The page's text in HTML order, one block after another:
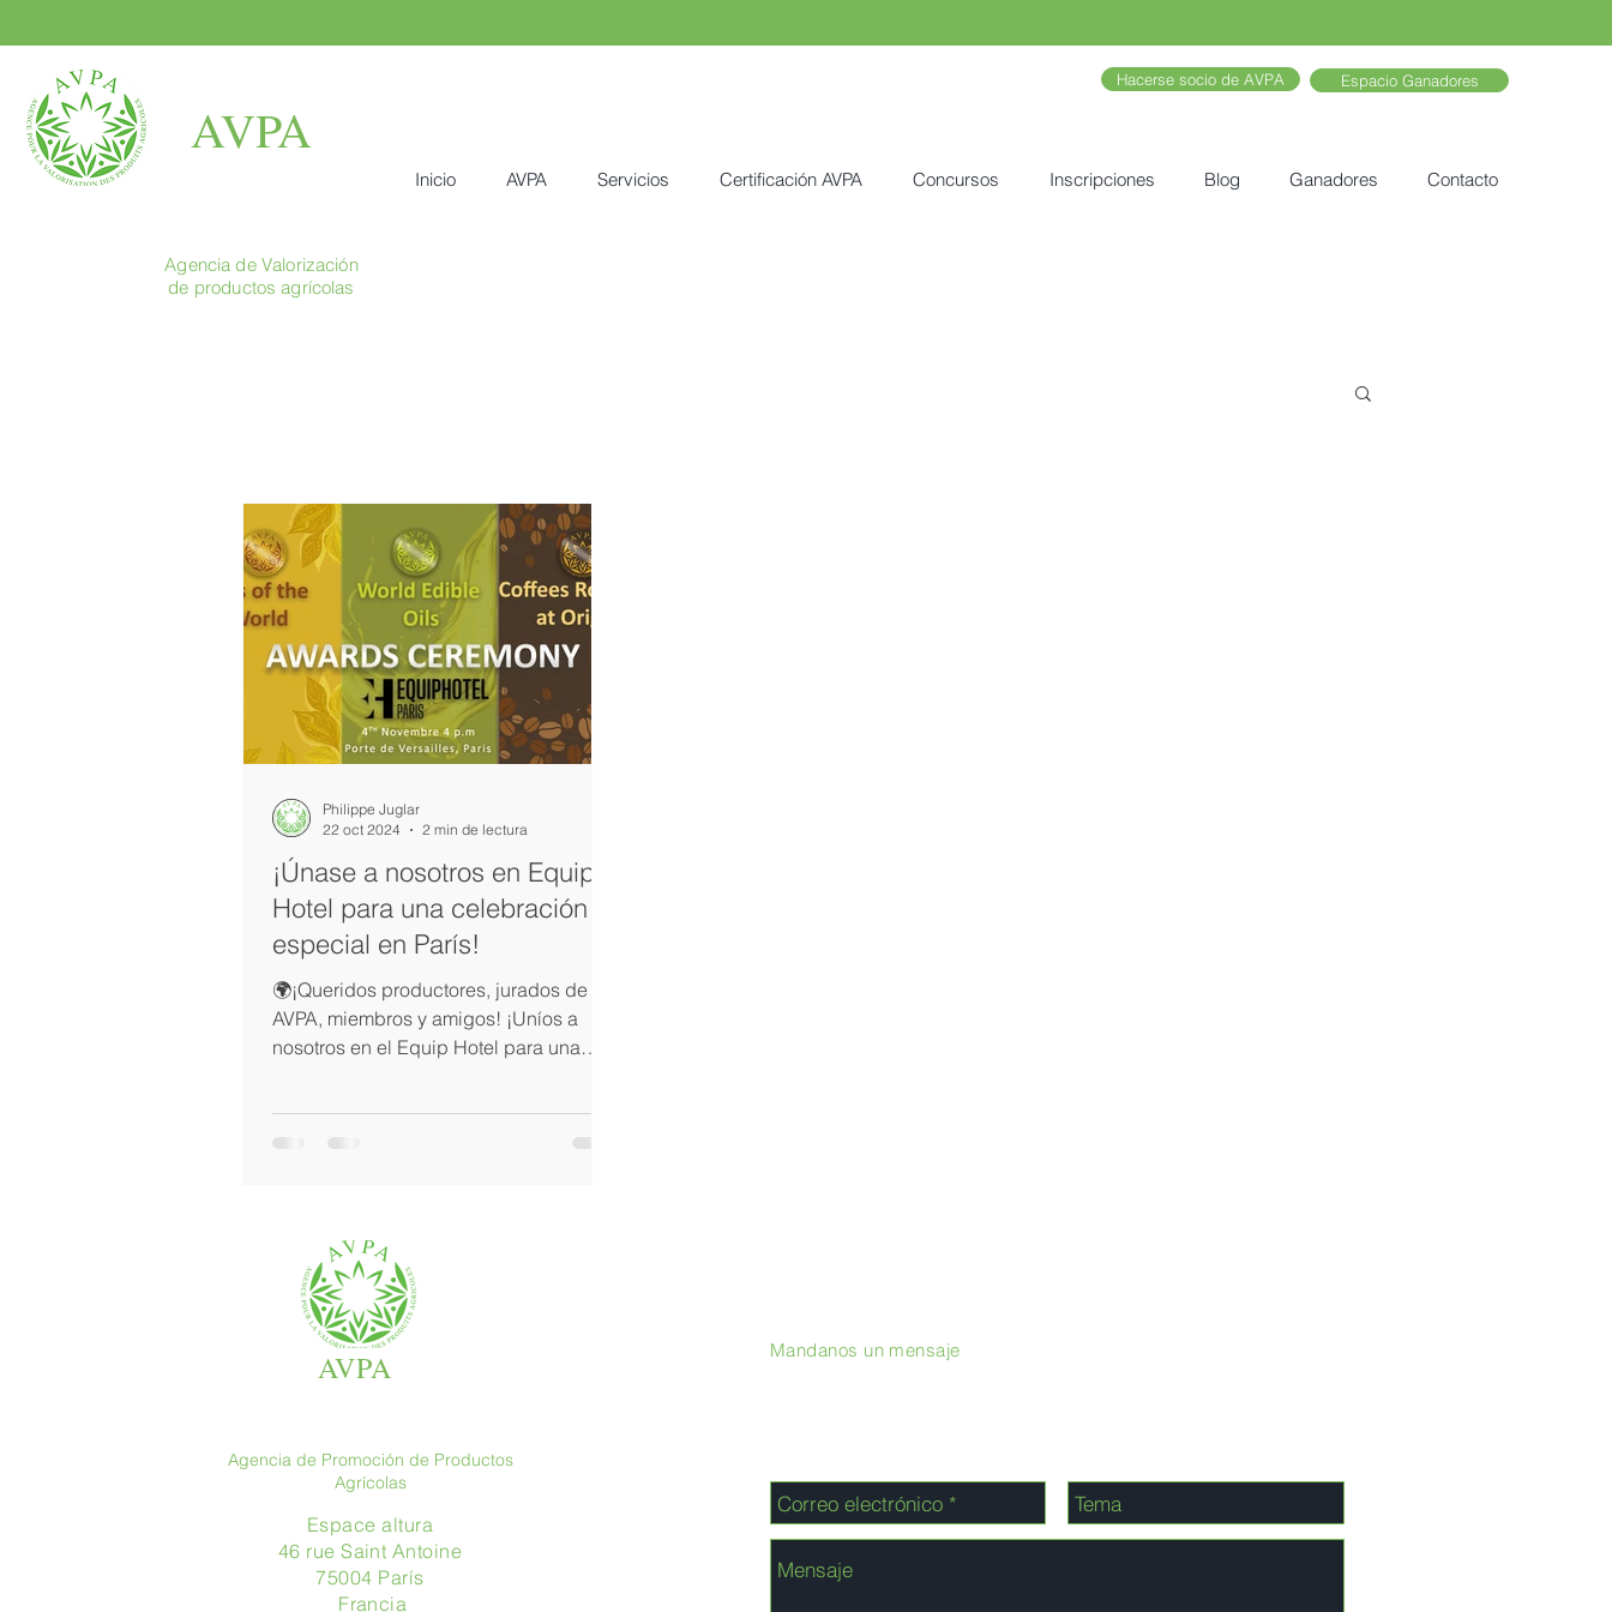
AVPA
Hacerse socio de AVPA Espacio Ganadores
Inicio AVPA Servicios Certificación AVPA Concursos Inscripciones Blog Ganadores Contacto
Agencia de Valorización
de productos agrícolas
¡Únase a nosotros en Equip
Hotel para una celebración
especial en París!
🌍¡Queridos productores, jurados de
AVPA, miembros y amigos! ¡Uníos a
nosotros en el Equip Hotel para una
Philippe Juglar
22 oct 2024
2 min de lectura
AVPA
Agencia de Promoción de Productos
Agrícolas
Espace altura
46 rue Saint Antoine
75004 París
​ Francia
Mandanos un mensaje